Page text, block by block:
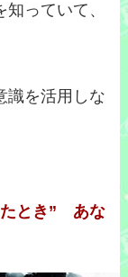
っていて、
識を活用しな
たとき” あな